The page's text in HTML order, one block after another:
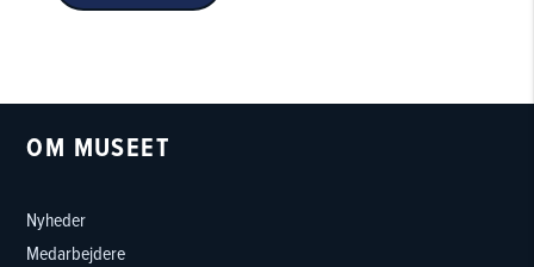
OM MUSEET
Nyheder
Medarbejdere